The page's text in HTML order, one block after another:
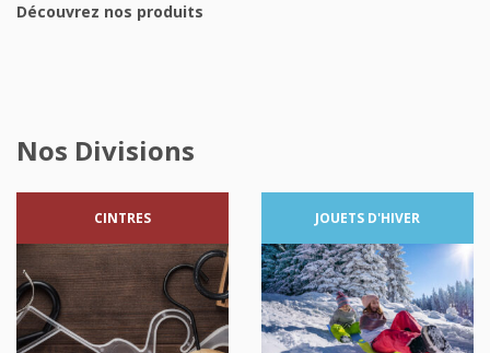
Découvrez nos produits
Nos Divisions
CINTRES JOUETS D'HIVER